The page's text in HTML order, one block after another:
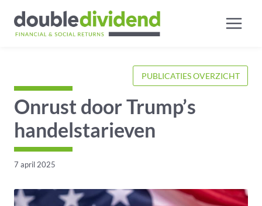
naar
inhoud
PUBLICATIES OVERZICHT
Onrust door Trump’s
handelstarieven
7 april 2025